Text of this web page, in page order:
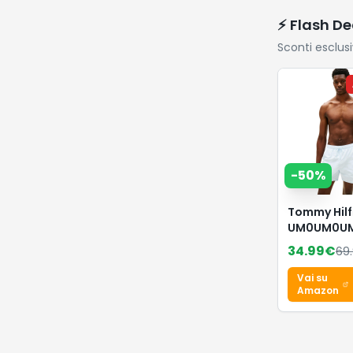
⚡ Flash
Sconti
-50%
Tommy
Costume
Bagno da
Taglia M,
Coulisse
con
34.99€
Vai su
Amazon